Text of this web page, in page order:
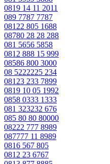
0819 14 11 2011
089 7787 7787
08122 805 1688
08780 28 28 288
081 5656 5858
0812 888 15 999
08586 800 3000
08 5222225 234
08123 233 7899
0819 10 05 1992
0858 0333 1333
081 323232 676
085 80 80 80000
08222 777 8989
087777 11 8989
0816 567 805
0812 23 6767